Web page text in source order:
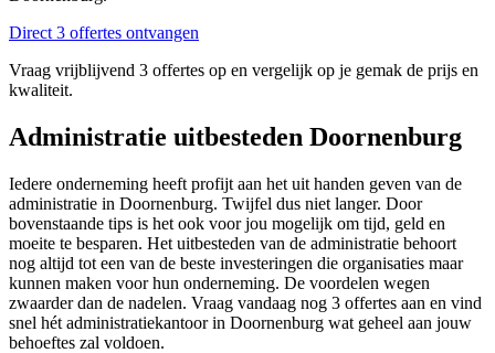
Direct 3 offertes ontvangen
Vraag vrijblijvend 3 offertes op en vergelijk op je gemak de prijs en
kwaliteit.
Administratie uitbesteden Doornenburg
Iedere onderneming heeft profijt aan het uit handen geven van de
administratie in Doornenburg. Twijfel dus niet langer. Door
bovenstaande tips is het ook voor jou mogelijk om tijd, geld en
moeite te besparen. Het uitbesteden van de administratie behoort
nog altijd tot een van de beste investeringen die organisaties maar
kunnen maken voor hun onderneming. De voordelen wegen
zwaarder dan de nadelen. Vraag vandaag nog 3 offertes aan en vind
snel hét administratiekantoor in Doornenburg wat geheel aan jouw
behoeftes zal voldoen.